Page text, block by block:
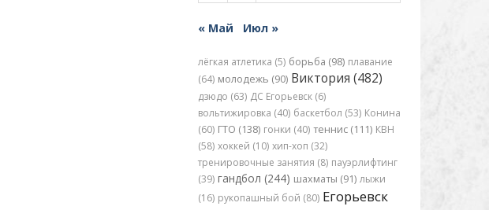
« Май Июл »
лёгкая атлетика (5) борьба (98) плавание
(64) молодежь (90) Виктория (482)
дзюдо (63) ДС Егорьевск (6)
вольтижировка (40) баскетбол (53) Конина
(60) ГТО (138) гонки (40) теннис (111) КВН
(58) хоккей (10) хип-хоп (32)
тренировочные занятия (8) пауэрлифтинг
(39) гандбол (244) шахматы (91) лыжи
(16) рукопашный бой (80) Егорьевск